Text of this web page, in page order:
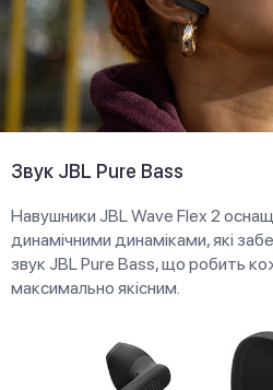
Звук JBL Pure Bass
Навушники JBL Wave Flex 2
динамічними динаміками, які
звук JBL Pure Bass, що робить
максимально якісним.